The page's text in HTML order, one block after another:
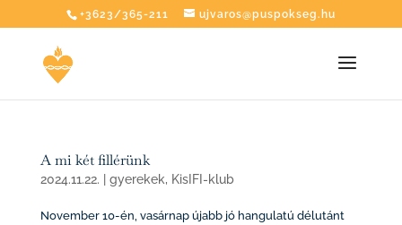
+3623/365-211 ujvaros@puspokseg.hu
A mi két fillérünk
2024.11.22. gyerekek, KisIFI-klub
November 10-én, vasárnap újabb jó hangulatú délutánt